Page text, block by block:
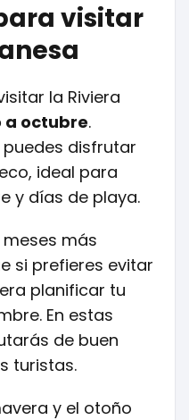
visitar
la Riviera
a octubre.
disfrutar
ideal para
y días de playa.
más
si prefieres evitar
planificar tu
En estas
de buen
turistas.
y el otoño